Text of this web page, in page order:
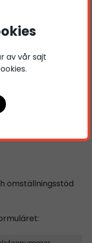
över
ett uppdrag av
med
metoder
glädje och
omställningsstöd
av vår sajt